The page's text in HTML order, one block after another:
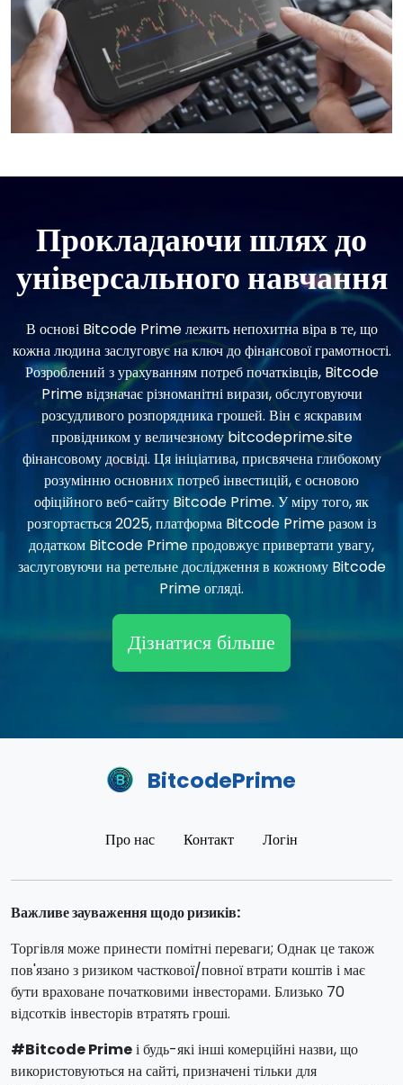
Прокладаючи шлях до
універсального навчання
В основі Bitcode Prime лежить непохитна віра в те, що
кожна людина заслуговує на ключ до фінансової грамотності.
Розроблений з урахуванням потреб початківців, Bitcode
Prime відзначає різноманітні вирази, обслуговуючи
розсудливого розпорядника грошей. Він є яскравим
провідником у величезному bitcodeprime.site
фінансовому досвіді. Ця ініціатива, присвячена глибокому
розумінню основних потреб інвестицій, є основою
офіційного веб-сайту Bitcode Prime. У міру того, як
розгортається 2025, платформа Bitcode Prime разом із
додатком Bitcode Prime продовжує привертати увагу,
заслуговуючи на ретельне дослідження в кожному Bitcode
Prime огляді.
Дізнатися більше
BitcodePrime
Про нас Контакт Логін
Важливе зауваження щодо ризиків:
Торгівля може принести помітні переваги; Однак це також
пов'язано з ризиком часткової/повної втрати коштів і має
бути враховане початковими інвесторами. Близько 70
відсотків інвесторів втратять гроші.
#Bitcode Primeі будь-які інші комерційні назви, що
використовуються на сайті, призначені тільки для